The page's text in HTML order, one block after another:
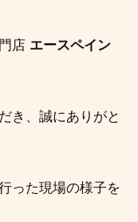
店 エースペイン
き、誠にありがと
った現場の様子を